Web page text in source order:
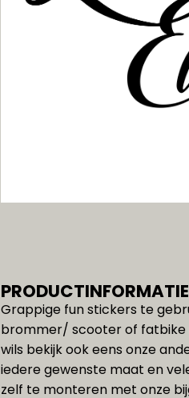
PRODUCTINFORMATIE
Grappige fun stickers te
brommer/ scooter of fatbike
wils bekijk ook eens onze
iedere gewenste maat en
zelf te monteren met onze